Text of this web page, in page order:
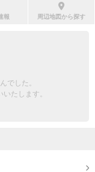
ー割引あり
迎
報 周辺地図から探す
でした。
たします。